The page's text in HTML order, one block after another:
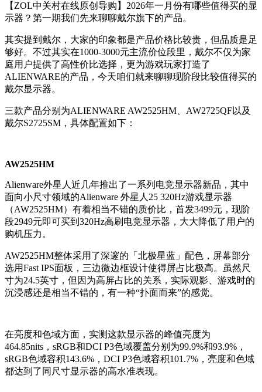
【ZOL中关村在线原创导购】 2026年一月份有哪些值得买的显
示器？第一期我们先来聊聊戴尔旗下的产品。
其实提到戴尔，大家的印象都是产品价格比较贵，但品质是足
够好。不过其实在1000-3000元主流价位段里，戴尔不仅为家
庭用户提供了高性价比选择，更为游戏玩家打造了
ALIENWARE的产品，今天咱们就来聊聊现阶段比较值得买的
戴尔显示器。
三款产品分别为ALIENWARE AW2525HM、AW2725QF以及
戴尔S2725SM，具体配置如下：
AW2525HM
Alienware外星人近几年推出了一系列电竞显示器新品，其中
面向小尺寸领域的Alienware 外星人25 320Hz游戏显示器
（AW2525HM）有着相当不错的质价比，首发3499元，现阶
段2949元即可买到320Hz高刷电竞显示器，大大降低了用户的
购机压力。
AW2525HM整体采用了深邃的「北极星蓝」配色，屏幕部分
选用Fast IPS面板，三边微边框设计使得屏占比极高。虽然尺
寸为24.5英寸，但因为高屏占比的关系，实际观影、游戏时的
沉浸感还是相当不错的，有一种“扑面而来”的感觉。
在亮度和色域方面，实测这款显示器的峰值亮度为
464.85nits，sRGB和DCI P3色域覆盖分别为99.9%和93.9%，
sRGB色域容积143.6%，DCI P3色域容积101.7%，亮度和色域
都达到了同尺寸显示器的高水准表现。